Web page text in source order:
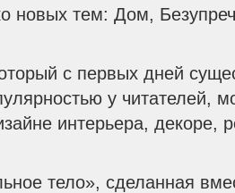
новых тем: Дом,
с первых дней
у читателей,
интерьера, декоре,
тело», сделанная